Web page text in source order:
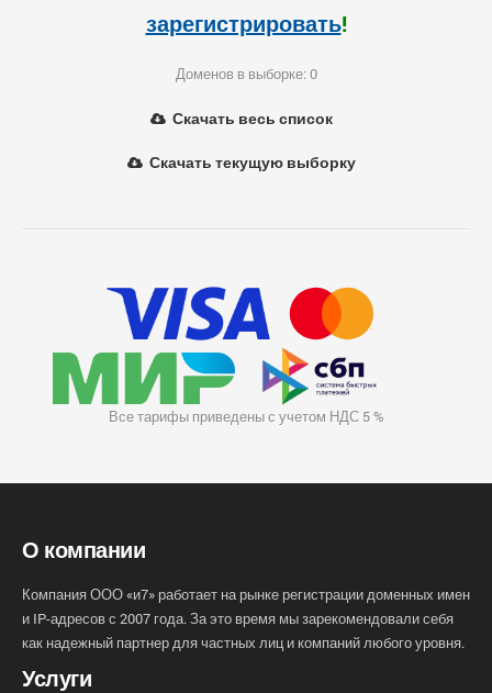
зарегистрировать!
Доменов в выборке: 0
Скачать весь список
Скачать текущую выборку
Все тарифы приведены с учетом НДС 5 %
О компании
Компания ООО «и7» работает на рынке регистрации доменных имен
и IP-адресов с 2007 года. За это время мы зарекомендовали себя
как надежный партнер для частных лиц и компаний любого уровня.
Услуги